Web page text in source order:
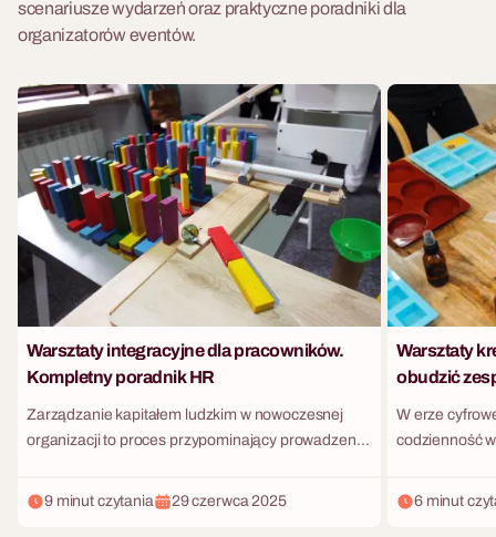
scenariusze wydarzeń oraz praktyczne poradniki dla
organizatorów eventów.
Warsztaty integracyjne dla pracowników.
Kompletny poradnik HR
Zarządzanie kapitałem ludzkim w nowoczesnej
organizacji to proces przypominający prowadzenie
hybrydowej, zacierających się granic między
9 minut czytania 29 czerwca 2025
Warsztaty
obudzić
W erze
codzienność
przesuwania
6 minut